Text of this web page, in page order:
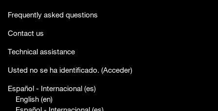
Frequently asked questions
Contact us
Technical assistance
facebook
twitter
youtube
Usted no se ha identificado. (Acceder)
Español - Internacional ‎(es)‎
English ‎(en)‎